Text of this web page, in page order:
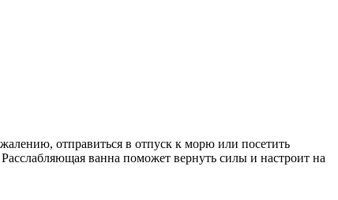
отправиться в отпуск к морю или посетить
ванна поможет вернуть силы и настроит на